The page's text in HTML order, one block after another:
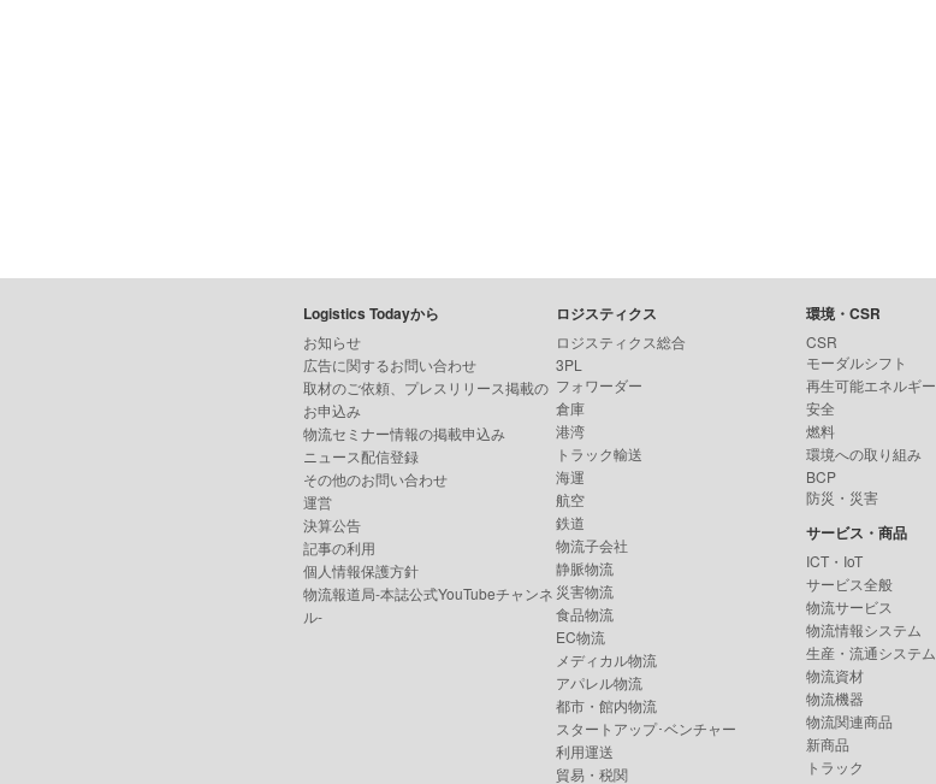
Logistics Todayから
お知らせ
広告に関するお問い合わせ
取材のご依頼、プレスリリース掲載の
お申込み
物流セミナー情報の掲載申込み
ニュース配信登録
その他のお問い合わせ
運営
決算公告
記事の利用
個人情報保護方針
物流報道局-本誌公式YouTubeチャンネ
ル-
ロジスティクス
ロジスティクス総合
3PL
フォワーダー
倉庫
港湾
トラック輸送
海運
航空
鉄道
物流子会社
静脈物流
災害物流
食品物流
EC物流
メディカル物流
アパレル物流
都市・館内物流
スタートアップ･ベンチャー
利用運送
貿易・税関
環境・CSR
CSR
モーダルシフト
再生可能エネルギー
安全
燃料
環境への取り組み
BCP
防災・災害
サービス・商品
ICT・IoT
サービス全般
物流サービス
物流情報システム
生産・流通システム
物流資材
物流機器
物流関連商品
新商品
トラック